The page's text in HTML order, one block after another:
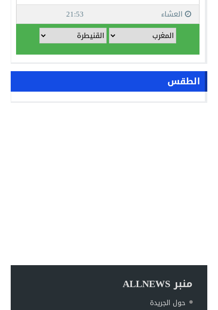
الطقس
منبر ALLNEWS
حول الجريدة